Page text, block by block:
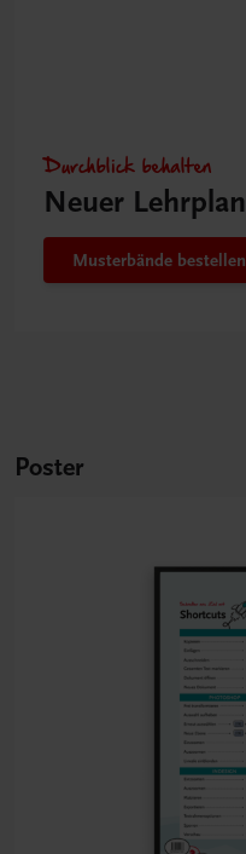
Durchblick behalten
Neuer Lehrplan
Musterbände bestellen
Poster